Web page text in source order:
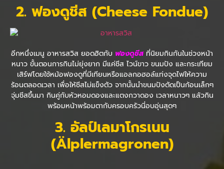
2. ฟองดูชีส (Cheese Fondue)
อีกหนึ่งเมนู อาหารสวิส ยอดฮิตกับ ฟองดูชีสที่นิยมกินกันในช่วงหน้า
หนาว ขั้นตอนการกินไม่ยุ่งยาก มีแค่ชีส ไวน์ขาว ขนมปัง และกระเทียม
เสิร์ฟโดยใช้หม้อฟองดูที่มีเทียนหรือแอลกอฮอล์แท่งจุดไฟให้ความ
ร้อนตลอดเวลา เพื่อให้ชีสไม่แข็งตัว จากนั้นนำขนมปังตัดเป็นก้อนเล็กๆ
จุ่มชีสขึ้นมา กินคู่กับหัวหอมดองและแตงกวาดอง เวลาหนาวๆ แล้วกิน
พร้อมหน้าพร้อมตากับครอบครัวนี่อบอุ่นสุดๆ
3. อัลป์เลมาโกรเนน
(Älplermagronen)